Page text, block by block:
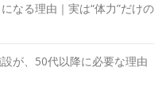
なる理由｜実は“体力”だけの
が、50代以降に必要な理由